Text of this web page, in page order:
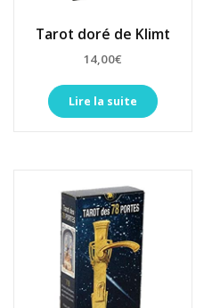
Tarot doré de Klimt
14,00€
Lire la suite